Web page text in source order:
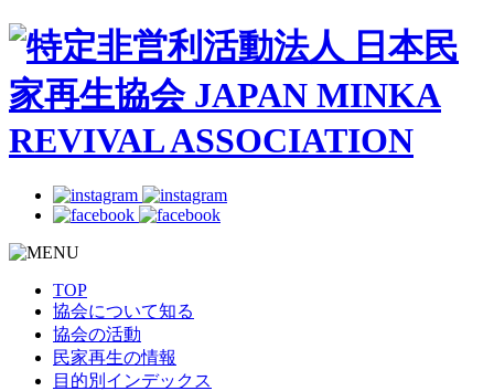
TOP
協会について知る
協会の活動
民家再生の情報
目的別インデックス